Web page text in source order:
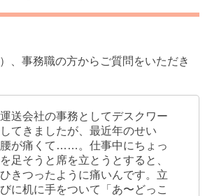
、事務職の方からご質問をいただき
送会社の事務としてデスクワー
てきましたが、最近年のせい
が痛くて……。仕事中にちょっ
足そうと席を立とうとすると、
きつったように痛いんです。立
に机に手をついて「あ〜どっこ